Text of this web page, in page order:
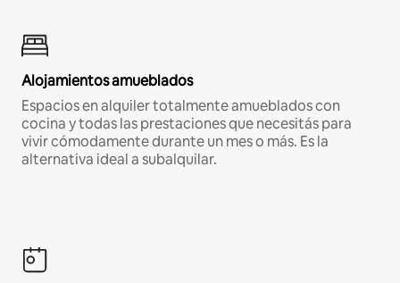
Alojamientos amueblados
Espacios en alquiler totalmente amueblados con
cocina y todas las prestaciones que necesitás para
vivir cómodamente durante un mes o más. Es la
alternativa ideal a subalquilar.